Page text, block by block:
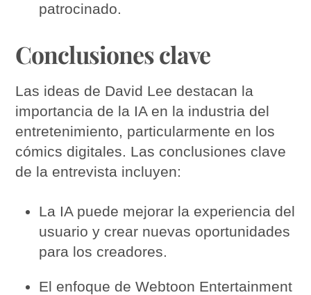
patrocinado.
Conclusiones clave
Las ideas de David Lee destacan la
importancia de la IA en la industria del
entretenimiento, particularmente en los
cómics digitales. Las conclusiones clave
de la entrevista incluyen:
La IA puede mejorar la experiencia del
usuario y crear nuevas oportunidades
para los creadores.
El enfoque de Webtoon Entertainment